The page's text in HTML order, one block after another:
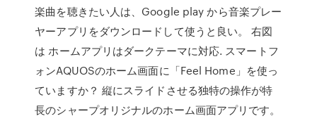
楽曲を聴きたい人は、Google play から音楽プレー
ヤーアプリをダウンロードして使うと良い。 右図
は ホームアプリはダークテーマに対応. スマートフ
ォンAQUOSのホーム画面に「Feel Home」を使っ
ていますか？ 縦にスライドさせる独特の操作が特
長のシャープオリジナルのホーム画面アプリです。